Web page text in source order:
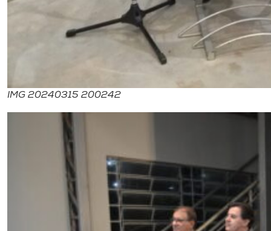
IMG 20240315 200242